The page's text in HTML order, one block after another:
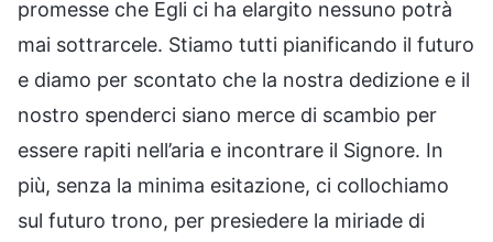
promesse che Egli ci ha elargito nessuno potrà
mai sottrarcele. Stiamo tutti pianificando il futuro
e diamo per scontato che la nostra dedizione e il
nostro spenderci siano merce di scambio per
essere rapiti nell’aria e incontrare il Signore. In
più, senza la minima esitazione, ci collochiamo
sul futuro trono, per presiedere la miriade di